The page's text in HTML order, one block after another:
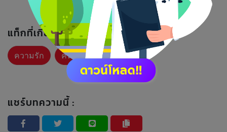
แท็กที่เกี่ยวข้อง :
ความรัก คนโสด รายสัปดาห์
แชร์บทความนี้ :